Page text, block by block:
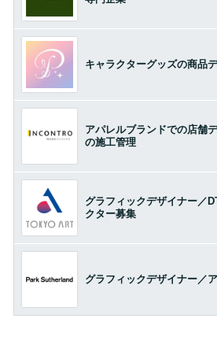
キャラクターグッズの商品
アパレルブランドでの店舗
の施工管理
グラフィックデザイナー／
クター募集
グラフィックデザイナー／